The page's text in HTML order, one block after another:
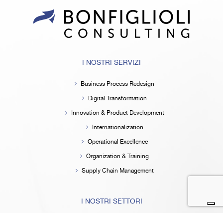
I NOSTRI SERVIZI
Business Process Redesign
Digital Transformation
Innovation & Product Development
Internationalization
Operational Excellence
Organization & Training
Supply Chain Management
I NOSTRI SETTORI